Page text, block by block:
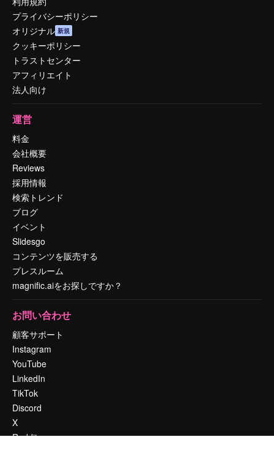
プライバシーポリシー
オリジナル 新規
クッキーポリシー
トラストセンター
アフィリエイト
法人向け
運営
料金
会社概要
Reviews
採用情報
検索トレンド
ブログ
イベント
Slidesgo
コンテンツを販売する
プレスルーム
magnific.aiをお探しですか？
お問い合わせ
顧客サポート
Instagram
YouTube
LinkedIn
TikTok
Discord
X
Reddit